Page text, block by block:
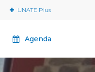
UNATE Plus
Agenda